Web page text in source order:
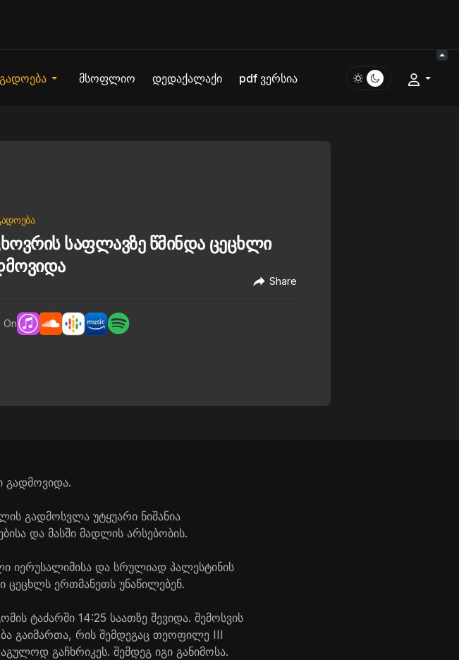
მსოფლიო დედაქალაქი pdf ვერსია
საფლავზე წმინდა ცეცხლი
Share
On
გადმოვიდა.
გადმოსვლა უტყუარი ნიშანია
და მასში მადლის არსებობის.
იერუსალიმისა და სრულიად პალესტინის
ცეცხლს ერთმანეთს უნაწილებენ.
ტაძარში 14:25 საათზე შევიდა. შემოსვის
გაიმართა, რის შემდეგაც თეოფილე III
გაჩხრიკეს. შემდეგ იგი განიმოსა.